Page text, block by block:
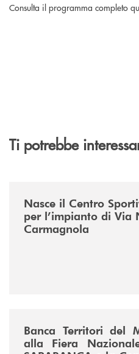
Consulta il programma completo
Ti potrebbe
Nasce il Centro
per l’impianto di Via
Carmagnola
Banca Territori del
alla Fiera